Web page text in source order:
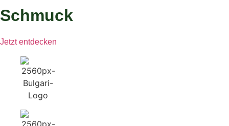
Schmuck
Jetzt entdecken